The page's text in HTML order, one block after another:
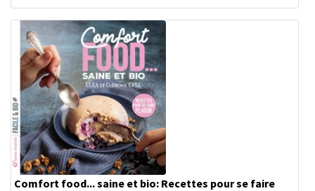
Comfort food... saine et bio: Recettes pour se faire